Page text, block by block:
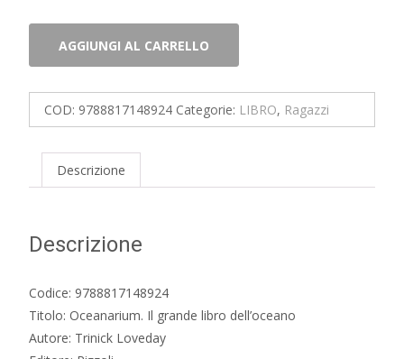
libro
dell'oceano
AGGIUNGI AL CARRELLO
COD: 9788817148924 Categorie: LIBRO, Ragazzi
Descrizione
Descrizione
Codice: 9788817148924
Titolo: Oceanarium. Il grande libro dell’oceano
Autore: Trinick Loveday